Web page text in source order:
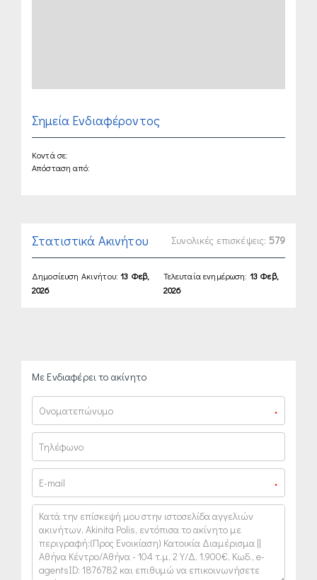
Σημεία Ενδιαφέροντος
Κοντά σε:
Απόσταση από:
Στατιστικά Ακινήτου Συνολικές επισκέψεις: 579
Δημοσίευση Ακινήτου: 13 Φεβ,
2026
Τελευταία ενημέρωση:
2026
Με Ενδιαφέρει το ακίνητο
*
*